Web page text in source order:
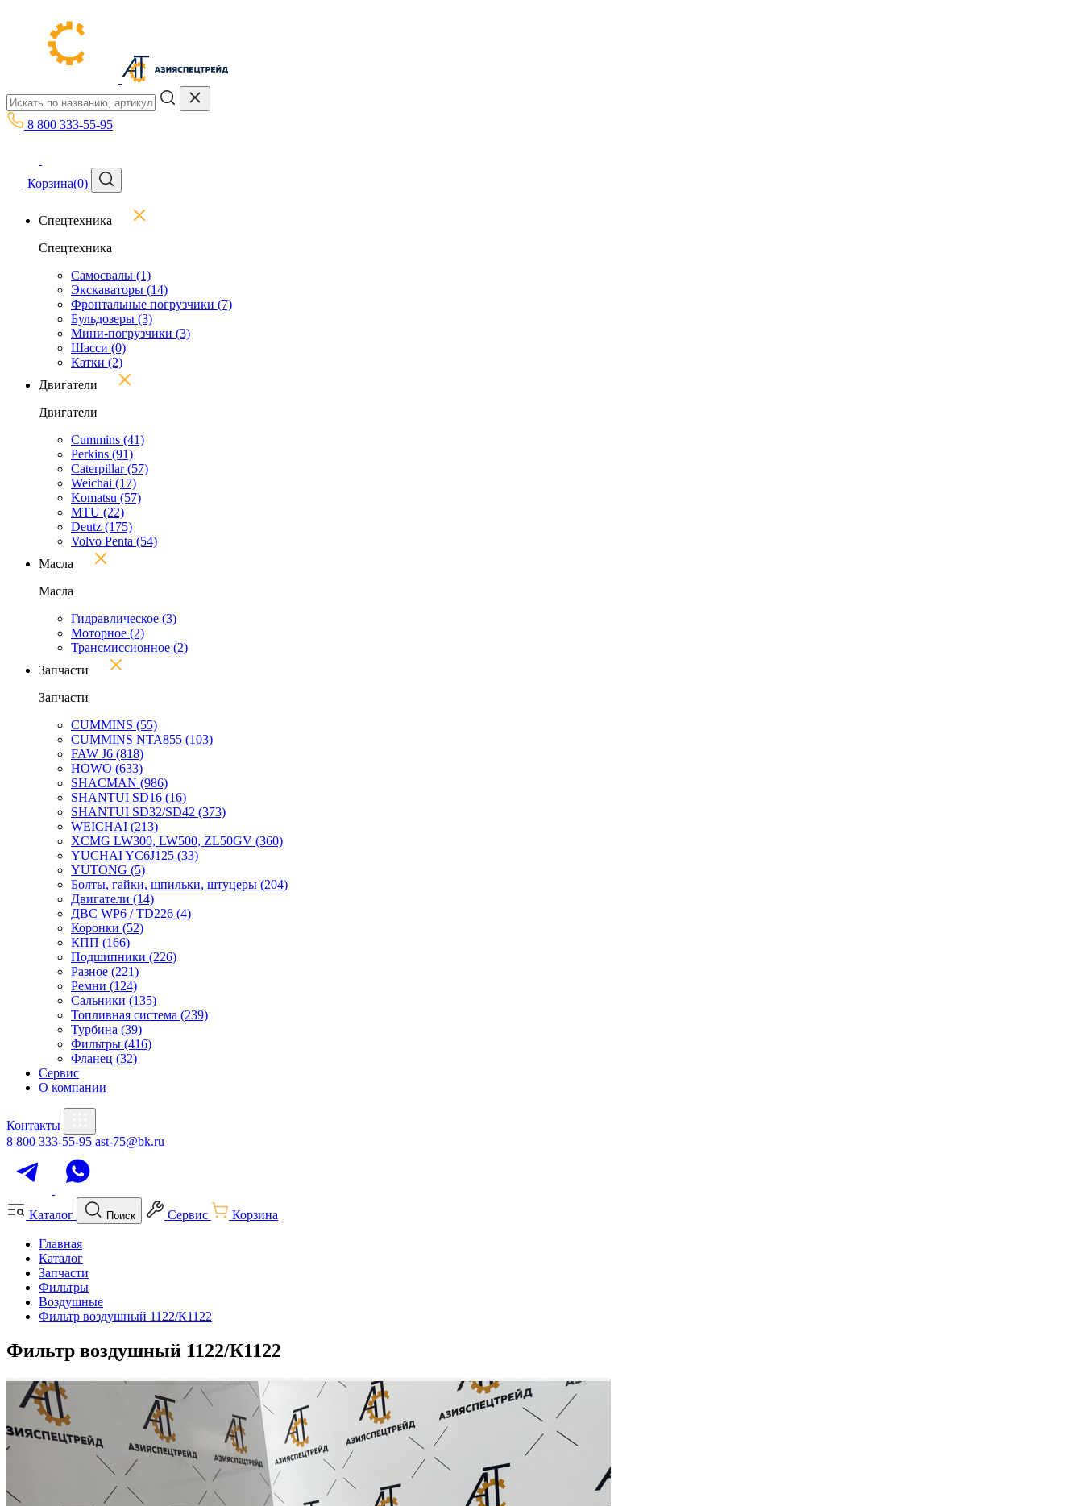
8 800 333-55-95
Корзина(0)
Спецтехника
Спецтехника
Самосвалы (1)
Экскаваторы (14)
Фронтальные погрузчики (7)
Бульдозеры (3)
Мини-погрузчики (3)
Шасси (0)
Катки (2)
Двигатели
Двигатели
Cummins (41)
Perkins (91)
Caterpillar(57)
Weichai (17)
Komatsu (57)
MTU (22)
Deutz (175)
Volvo Penta (54)
Масла
Масла
Гидравлическое (3)
Моторное (2)
Трансмиссионное (2)
Запчасти
Запчасти
CUMMINS (55)
CUMMINS NTA855 (103)
FAW J6 (818)
HOWO (633)
SHACMAN (986)
SHANTUI SD16 (16)
SHANTUI SD32/SD42 (373)
WEICHAI (213)
XCMG LW300, LW500, ZL50GV (360)
YUCHAI YC6J125 (33)
YUTONG (5)
Болты, гайки, шпильки, штуцеры (204)
Двигатели (14)
ДВС WP6 / TD226 (4)
Коронки (52)
КПП (166)
Подшипники (226)
Разное (221)
Ремни (124)
Сальники (135)
Топливная система (239)
Турбина (39)
Фильтры (416)
Фланец (32)
Сервис
О компании
Контакты
8 800 333-55-95 ast-75@bk.ru
Каталог Поиск Сервис Корзина
Главная
Каталог
Запчасти
Фильтры
Воздушные
Фильтр воздушный 1122/К1122
Фильтр воздушный 1122/К1122